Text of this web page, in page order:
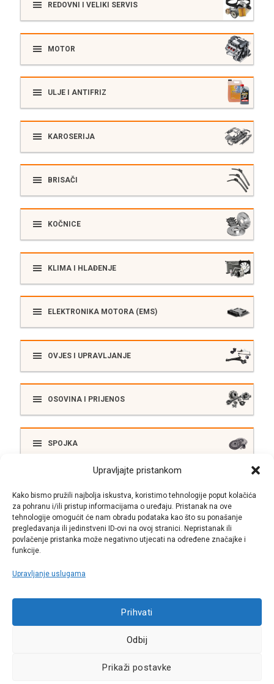
Upravljajte pristankom
Kako bismo pružili najbolja iskustva, koristimo tehnologije poput kolačića
za pohranu i/ili pristup informacijama o uređaju. Pristanak na ove
tehnologije omogućit će nam obradu podataka kao što su ponašanje
pregledavanja ili jedinstveni ID-ovi na ovoj stranici. Nepristanak ili
povlačenje pristanka može negativno utjecati na određene značajke i
funkcije.
Upravljanje uslugama
Prihvati
Odbij
Prikaži postavke
REDOVNI I VELIKI SERVIS
MOTOR
ULJE I ANTIFRIZ
KAROSERIJA
BRISAČI
KOČNICE
KLIMA I HLAĐENJE
ELEKTRONIKA MOTORA (EMS)
OVJES I UPRAVLJANJE
OSOVINA I PRIJENOS
SPOJKA
SUSTAV ISPUŠNIH PLINOVA
Call centar
+38513030300